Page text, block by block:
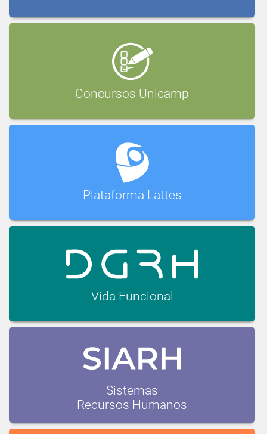
Concursos Unicamp
Plataforma Lattes
Vida Funcional
Sistemas
Recursos Humanos